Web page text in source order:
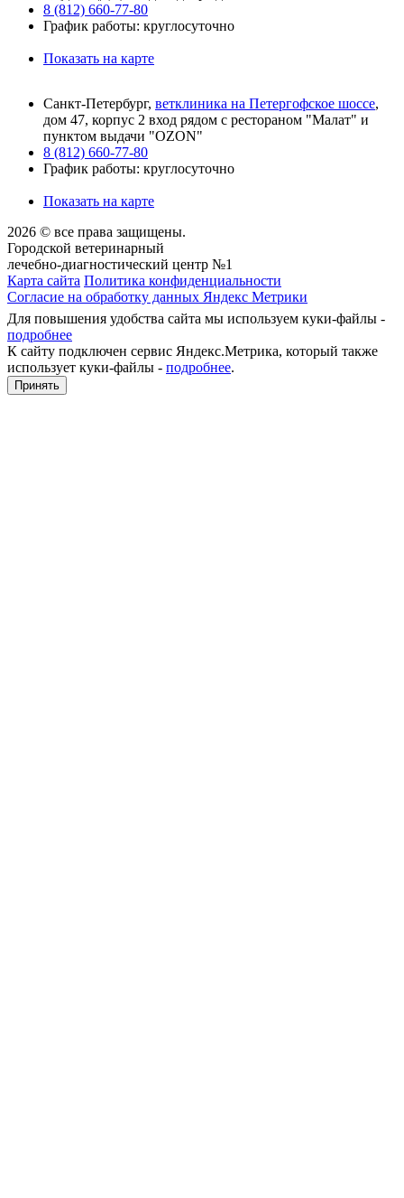
8 (812) 660-77-80
График работы: круглосуточно
Показать на карте
Санкт-Петербург, ветклиника на Петергофское шоссе,
дом 47, корпус 2 вход рядом с рестораном "Малат" и
пунктом выдачи "OZON"
8 (812) 660-77-80
График работы: круглосуточно
Показать на карте
2026 © все права защищены.
Городской ветеринарный
лечебно-диагностический центр №1
Карта сайта Политика конфиденциальности
Согласие на обработку данных Яндекс Метрики
Для повышения удобства сайта мы используем куки-файлы -
подробнее
К сайту подключен сервис Яндекс.Метрика, который также
использует куки-файлы - подробнее.
Принять